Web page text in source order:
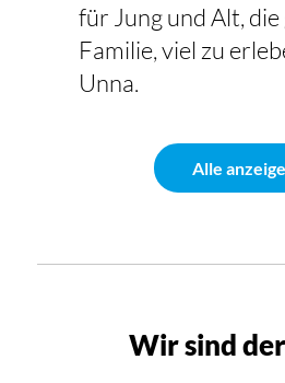
für Jung und Alt, die
Familie, viel zu
Unna.
Alle
Wir sind